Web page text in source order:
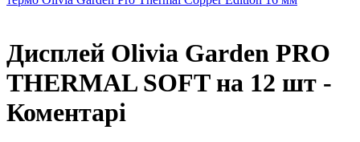
Дисплей Olivia Garden PRO
THERMAL SOFT на 12 шт -
Коментарі